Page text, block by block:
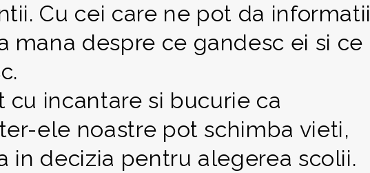
Cu cei care ne pot da informatii
mana despre ce gandesc ei si ce
cu incantare si bucurie ca
ele noastre pot schimba vieti,
in decizia pentru alegerea scolii.